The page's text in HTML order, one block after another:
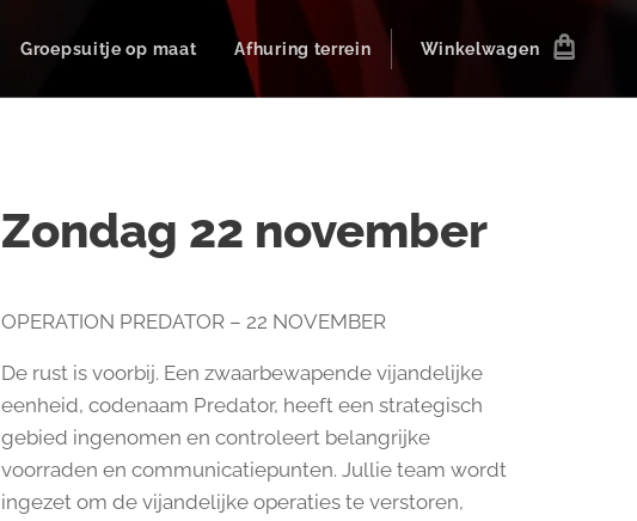
Groepsuitje op maat Afhuring terrein Winkelwagen
Zondag 22 november
OPERATION PREDATOR – 22 NOVEMBER
De rust is voorbij. Een zwaarbewapende vijandelijke
eenheid, codenaam Predator, heeft een strategisch
gebied ingenomen en controleert belangrijke
voorraden en communicatiepunten. Jullie team wordt
ingezet om de vijandelijke operaties te verstoren,